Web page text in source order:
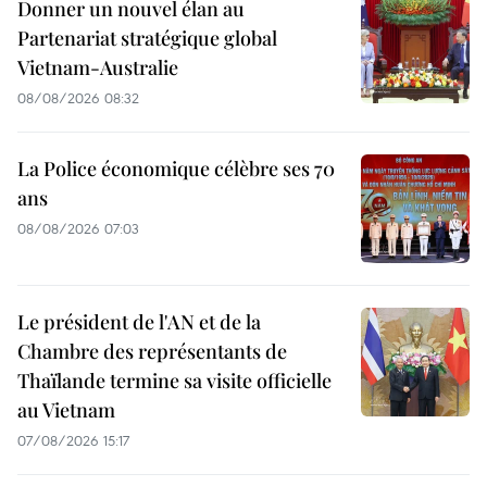
Donner un nouvel élan au
Partenariat stratégique global
Vietnam-Australie
08/08/2026 08:32
La Police économique célèbre ses 70
ans
08/08/2026 07:03
Le président de l'AN et de la
Chambre des représentants de
Thaïlande termine sa visite officielle
au Vietnam
07/08/2026 15:17